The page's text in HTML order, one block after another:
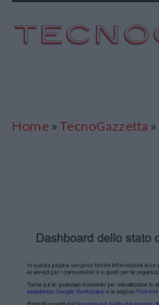
Home »TecnoGazzetta »